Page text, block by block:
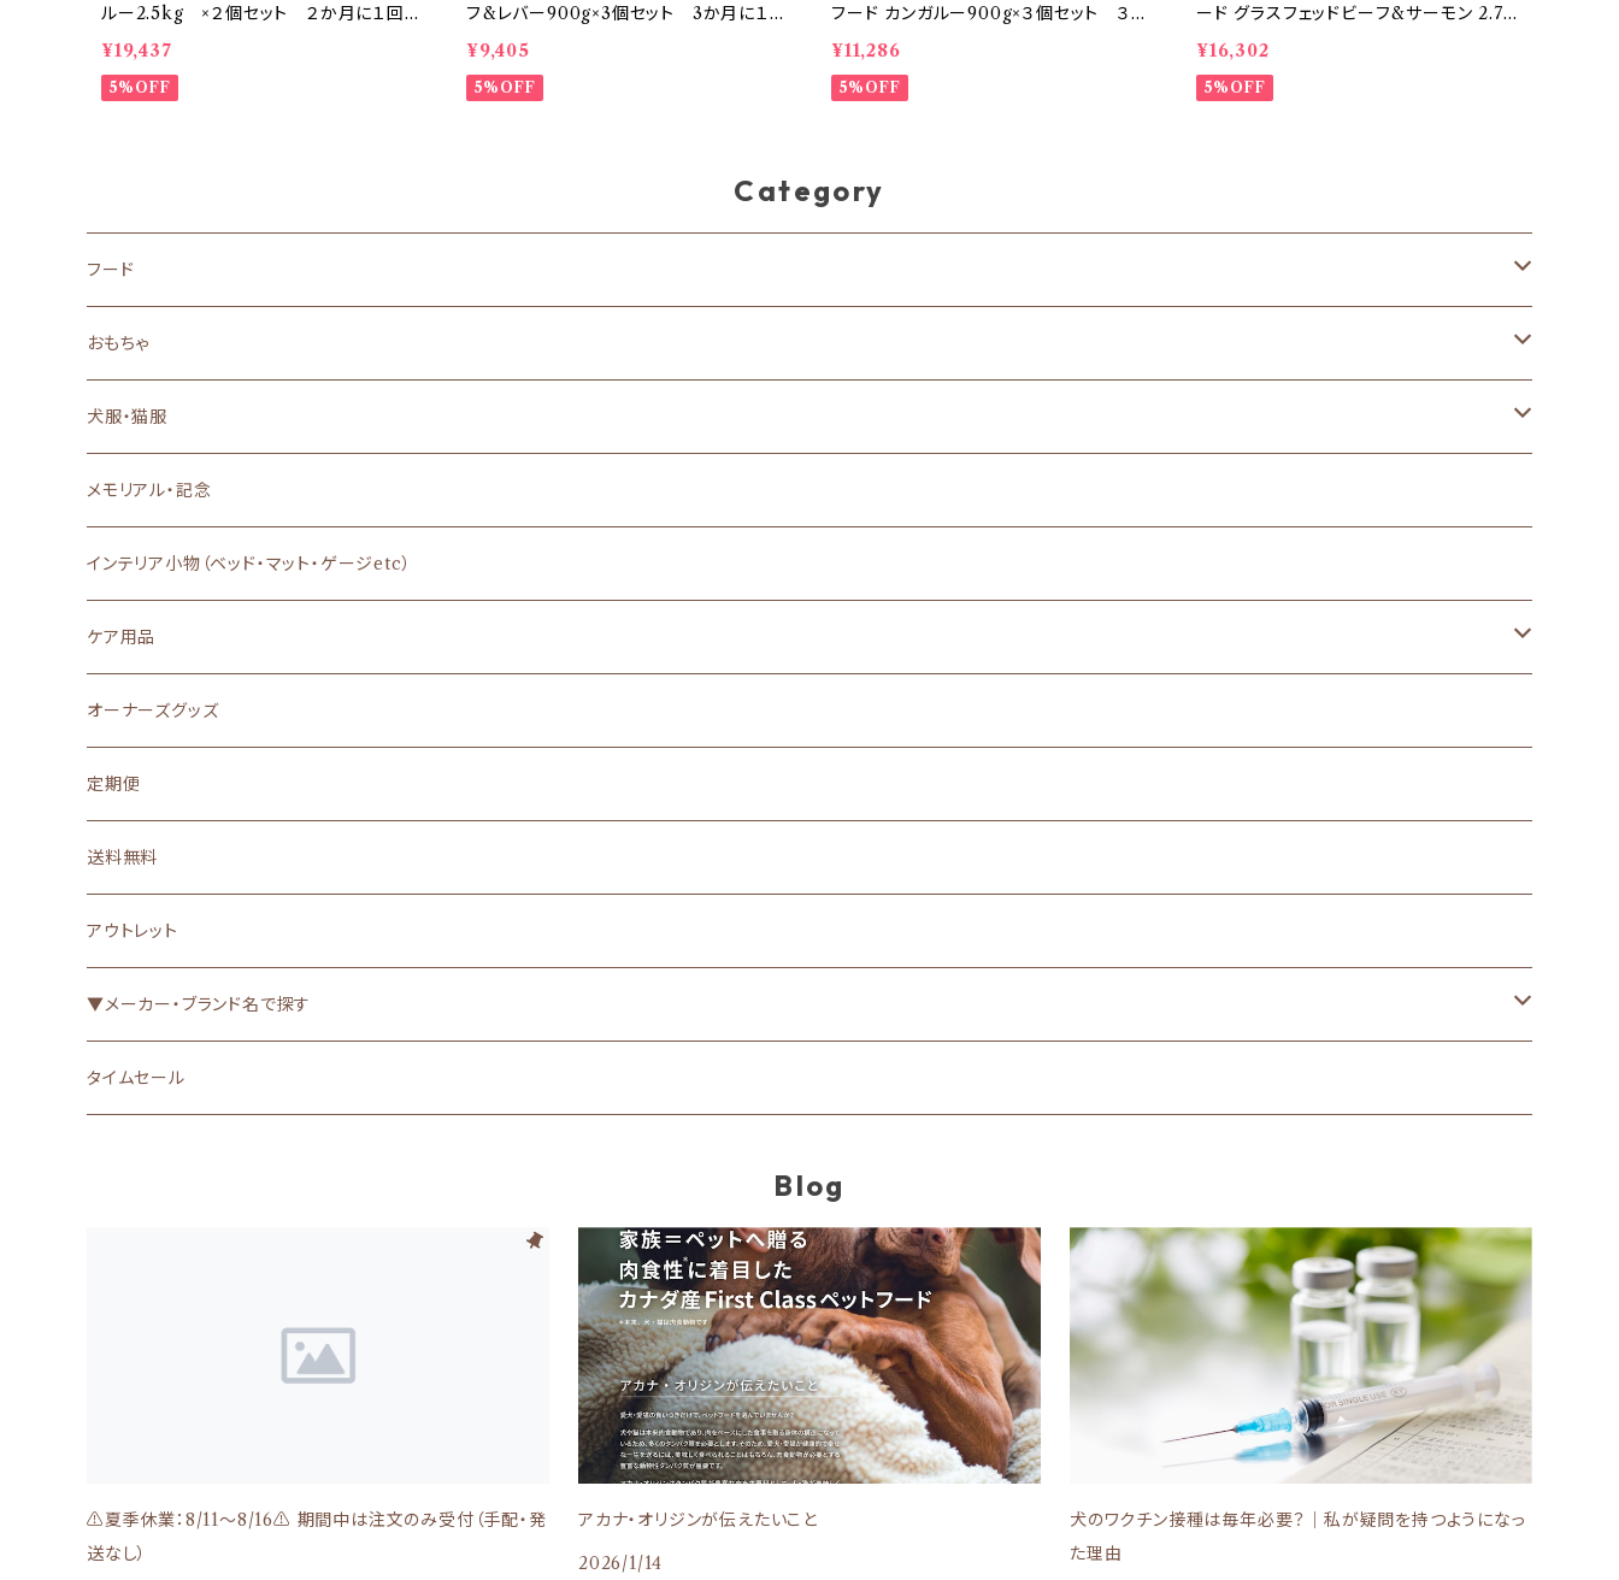
ルー2.5kg ×２個セット ２か月に１回お
届け【送料無料】
¥19,437
5%OFF
フ&レバー900g×3個セット 3か月に１回
お届け【送料無料】
¥9,405
5%OFF
フード カンガルー900g×３個セット ３か
月に１回お届け【送料無料】
¥11,286
5%OFF
ード グラスフェッドビーフ&サーモン 2.7k
g ×２個セット ２か月に１回お届け【送
料無料】
¥16,302
5%OFF
Category
フード
ドッグフード
ドライフード
ウェットフード
手作りごはん
キャットフード
ドライフード
ウェットフード
おやつ
あまざけ
ヤギミルク
ガム
骨・軟骨・筋etc
特別な日のご馳走
栄養補助・サプリメント
無添加・オーガニック
バイオロジックフード
ヘルスケア（お悩み別）▼
漢方
グレインフリー・アレルゲンカット
お腹、消化器
おもちゃ
犬のおもちゃ
猫のおもちゃ
犬服・猫服
背中開き
Dカン付き・ハーネス一体型
Ｔシャツ、キャミソール
防寒
マナーウェア
メモリアル・記念
インテリア小物（ベッド・マット・ゲージetc）
ケア用品
シャンプー
歯磨き・耳掃除
肉球・爪
消臭・消臭袋・お散歩グッズ
虫よけ
被毛・皮膚（UV・保湿etc）
オーナーズグッズ
定期便
送料無料
アウトレット
▼メーカー・ブランド名で探す
ACANA（アカナ）
RED HEART（レッドハート）
Moora Moora(ムーラムーラ)
Smiley（スマイリー）
タイムセール
Blog
⚠️夏季休業：8/11～8/16⚠️ 期間中は注文のみ受付（手配・発
送なし）
アカナ・オリジンが伝えたいこと
2026/1/14
犬のワクチン接種は毎年必要？｜私が疑問を持つようになっ
た理由